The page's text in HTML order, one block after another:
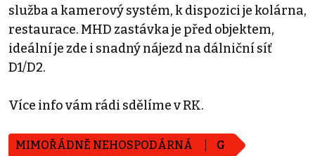
služba a kamerový systém, k dispozici je kolárna,
restaurace. MHD zastávka je před objektem,
ideální je zde i snadný nájezd na dálniční síť
D1/D2.
Více info vám rádi sdělíme v RK.
MIMOŘÁDNĚ NEHOSPODÁRNÁ G